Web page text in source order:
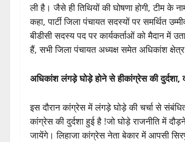
ली है। जैसे ही तिथियों की घोषणा होगी, टीम के
कहा, पार्टी जिला पंचायत सदस्यों पर समर्थित
बीडीसी सदस्य पद पर कार्यकर्ताओं को मैदान में
हैं, सभी जिला पंचायत अध्यक्ष समेत अधिकांश
अधिकांश लंगड़े घोड़े होने से हीकांग्रेस की
इस दौरान कांग्रेस में लंगड़े घोड़े की चर्चा से
कांग्रेस की दुर्दशा हुई है !जो घोड़े राजनीति में
जायेंगे। लिहाजा कांग्रेस नेता बेकार में आपसी